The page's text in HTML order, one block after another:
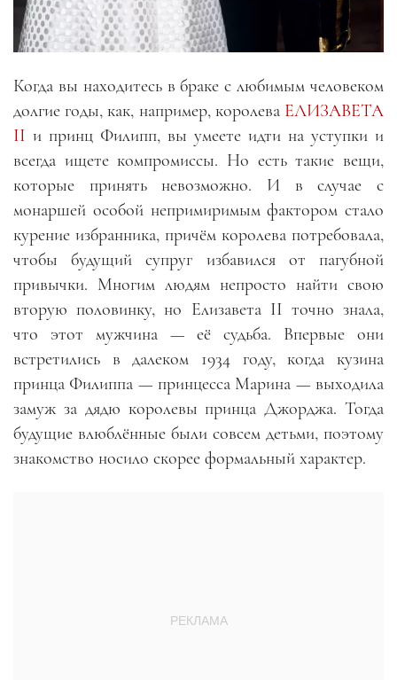
Когда вы находитесь в браке с любимым человеком
долгие годы, как, например, королева ЕЛИЗАВЕТА
II и принц Филипп, вы умеете идти на уступки и
всегда ищете компромиссы. Но есть такие вещи,
которые принять невозможно. И в случае с
монаршей особой непримиримым фактором стало
курение избранника, причём королева потребовала,
чтобы будущий супруг избавился от пагубной
привычки. Многим людям непросто найти свою
вторую половинку, но Елизавета II точно знала,
что этот мужчина — её судьба. Впервые они
встретились в далеком 1934 году, когда кузина
принца Филиппа — принцесса Марина — выходила
замуж за дядю королевы принца Джорджа. Тогда
будущие влюблённые были совсем детьми, поэтому
знакомство носило скорее формальный характер.